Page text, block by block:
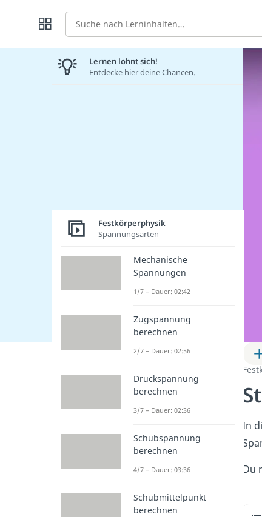
Suche
In
Du
Lernen lohnt sich!
Entdecke hier deine Chancen.
Festkörperphysik
Spannungsarten
Mechanische
Spannungen
1/7 – Dauer: 02:42
Zugspannung
berechnen
2/7 – Dauer: 02:56
Druckspannung
berechnen
3/7 – Dauer: 02:36
Schubspannung
berechnen
4/7 – Dauer: 03:36
Schubmittelpunkt
berechnen